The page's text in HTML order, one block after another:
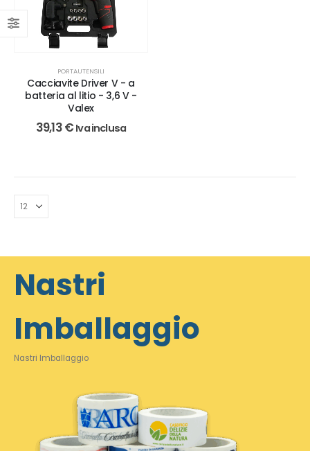
PORTAUTENSILI
Cacciavite Driver V - a
batteria al litio - 3,6 V -
Valex
39,13€ Iva inclusa
Nastri
Imballaggio
Nastri Imballaggio